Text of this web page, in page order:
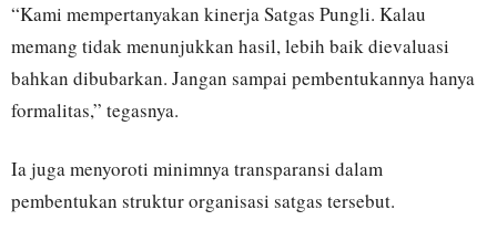
“Kami mempertanyakan kinerja Satgas Pungli. Kalau
memang tidak menunjukkan hasil, lebih baik dievaluasi
bahkan dibubarkan. Jangan sampai pembentukannya hanya
formalitas,” tegasnya.
Ia juga menyoroti minimnya transparansi dalam
pembentukan struktur organisasi satgas tersebut.